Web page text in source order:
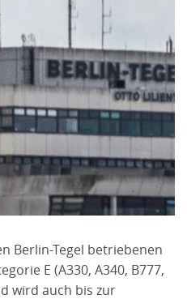
Berlin-Tegel betriebenen
E (A330, A340, B777,
wird auch bis zur